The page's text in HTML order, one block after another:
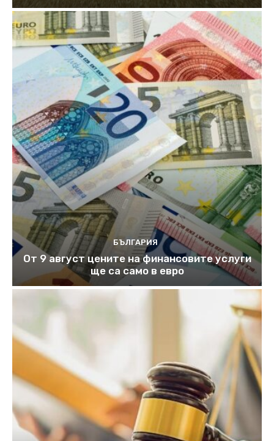
БЪЛГАРИЯ
От 9 август цените на финансовите услуги
ще са само в евро